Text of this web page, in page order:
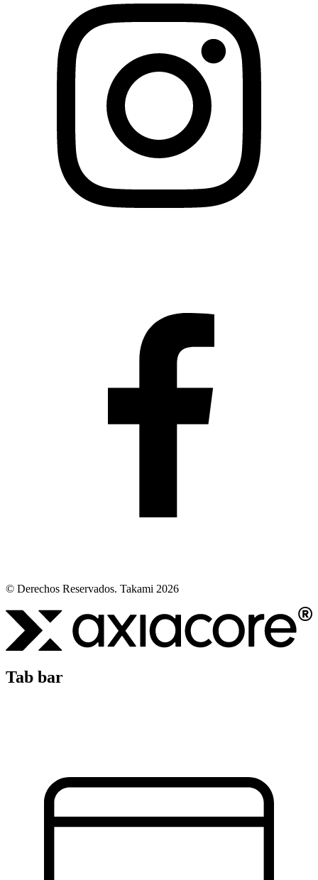
© Derechos Reservados. Takami 2026
Tab bar